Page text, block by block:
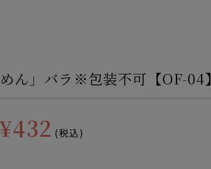
めん」バラ※包装不可【OF-04】
¥432 (税込)